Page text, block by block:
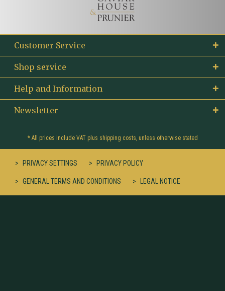
Customer Service
Shop service
Help and Information
Newsletter
* All prices include VAT plus shipping costs, unless otherwise stated
PRIVACY SETTINGS PRIVACY POLICY
GENERAL TERMS AND CONDITIONS LEGAL NOTICE